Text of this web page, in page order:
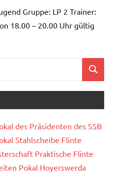
Gruppe: LP 2 Trainer:
18.00 – 20.00 Uhr gültig
Suchen
des Präsidenten des SSB
Stahlscheibe Flinte
Praktische Flinte
Pokal Hoyerswerda